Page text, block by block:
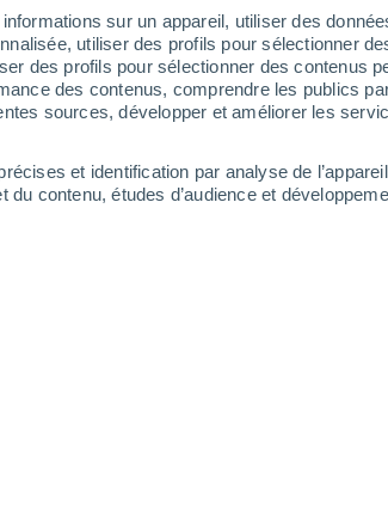
sur un appareil, utiliser des
utiliser des profils pour sélectionner
des profils pour sélectionner des contenus
des contenus, comprendre les publics
sources, développer et améliorer les
et identification par analyse de
du contenu, études d’audience et